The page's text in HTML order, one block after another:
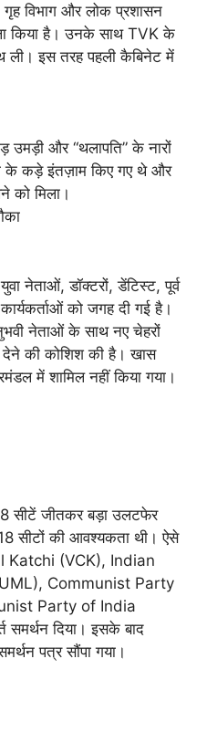
विभाग और लोक प्रशासन
किया है। उनके साथ TVK के
ली। इस तरह पहली कैबिनेट में
उमड़ी और “थलापति” के नारों
के कड़े इंतज़ाम किए गए थे और
को मिला।
नेताओं, डॉक्टरों, डेंटिस्ट, पूर्व
को जगह दी गई है।
नेताओं के साथ नए चेहरों
की कोशिश की है। खास
में शामिल नहीं किया गया।
सीटें जीतकर बड़ा उलटफेर
सीटों की आवश्यकता थी। ऐसे
Katchi (VCK), Indian
Communist Party
Party of India
दिया। इसके बाद
पत्र सौंपा गया।